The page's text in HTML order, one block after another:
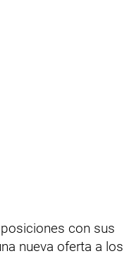
con sus
nueva oferta a los